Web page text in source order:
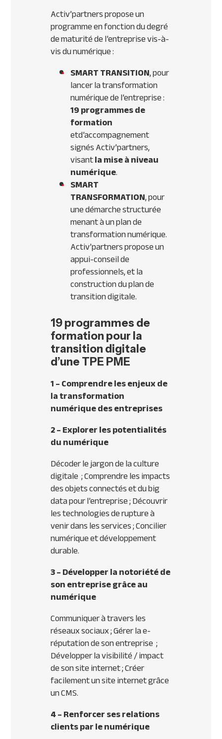
Activ’partners propose un
programme en fonction du degré
de maturité de l’entreprise vis-à-
vis du numérique :
SMART TRANSITION, pour
lancer la transformation
numérique de l’entreprise :
19 programmes de
formation
etd’accompagnement
signés Activ’partners,
visantla mise à niveau
numérique.
SMART
TRANSFORMATION, pour
une démarche structurée
menant à un plan de
transformation numérique.
Activ’partners propose un
appui-conseil de
professionnels, et la
construction du plan de
transition digitale.
19 programmes de
formation pour la
transition digitale
d’une TPE PME
1 – Comprendre les enjeux de
la transformation
numérique des entreprises
2 – Explorer les potentialités
du numérique
Décoder le jargon de la culture
digitale ; Comprendre les impacts
des objets connectés et du big
data pour l’entreprise ; Découvrir
les technologies de rupture à
venir dans les services ; Concilier
numérique et développement
durable.
3 – Développer la notoriété de
son entreprise grâce au
numérique
Communiquer à travers les
réseaux sociaux ; Gérer la e-
réputation de son entreprise ;
Développer la visibilité / impact
de son site internet ; Créer
facilement un site internet grâce
un CMS.
4 – Renforcer ses relations
clients par le numérique